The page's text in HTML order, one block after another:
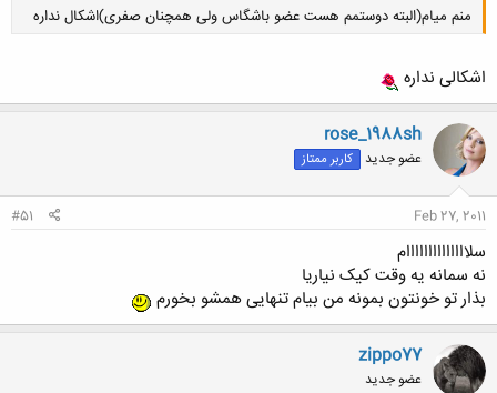
منم میام(البته دوستمم هست عضو باشگاس ولی همچنان صفری)اشکال نداره
کلیک کنید تا باز شود...
اشکالی نداره
rose_1988sh
عضو جدید کاربر ممتاز
Feb 27, 2011
#51
سلاااااااااااااام
نه سمانه یه وقت کیک نیاریا
بذار تو خونتون بمونه من بیام تنهایی همشو بخورم
zippo77
عضو جدید